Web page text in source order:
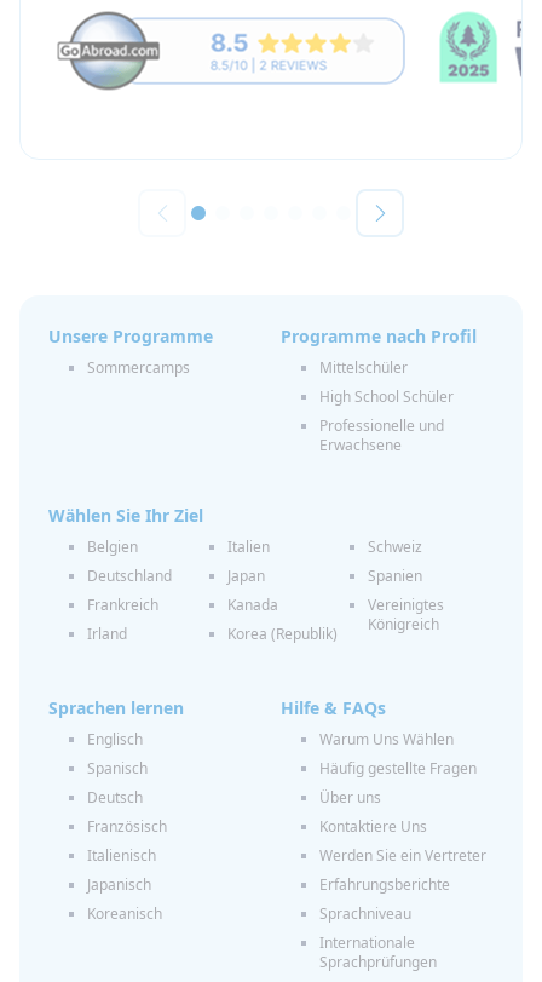
Unsere Programme
Sommercamps
Programme nach Profil
Mittelschüler
High School Schüler
Professionelle und
Erwachsene
Wählen Sie Ihr Ziel
Belgien
Deutschland
Frankreich
Irland
Italien
Japan
Kanada
Korea (Republik)
Schweiz
Spanien
Vereinigtes
Königreich
Sprachen lernen
Englisch
Spanisch
Deutsch
Französisch
Italienisch
Japanisch
Koreanisch
Hilfe & FAQs
Warum Uns Wählen
Häufig gestellte Fragen
Über uns
Kontaktiere Uns
Werden Sie ein Vertreter
Erfahrungsberichte
Sprachniveau
Internationale
Sprachprüfungen